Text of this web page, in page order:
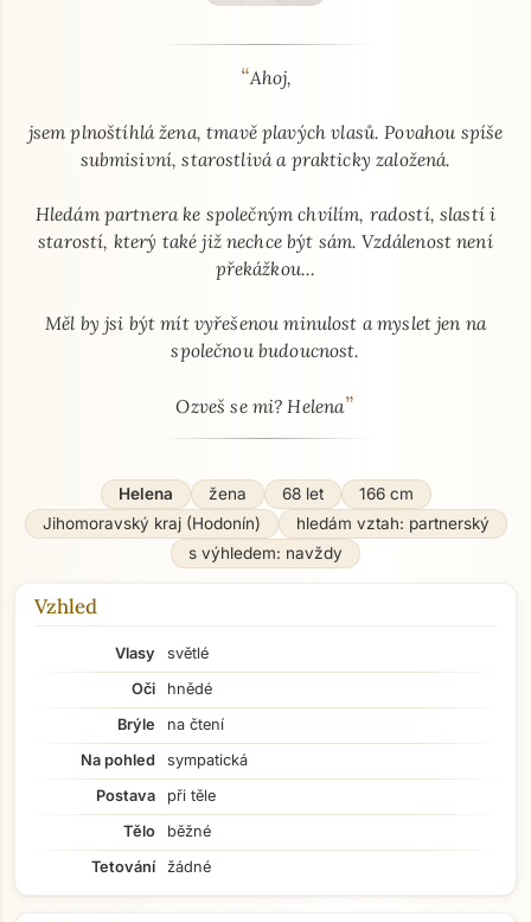
“Ahoj,
jsem plnoštíhlá žena, tmavě plavých vlasů. Povahou spíše
submisivní, starostlivá a prakticky založená.
Hledám partnera ke společným chvílím, radostí, slastí i
starostí, který také již nechce být sám. Vzdálenost není
překážkou...
Měl by jsi být mít vyřešenou minulost a myslet jen na
společnou budoucnost.
Ozveš se mi? Helena”
Helena žena 68 let
166 cm
Jihomoravský kraj (Hodonín)
hledám vztah: partnerský
s výhledem: navždy
Vzhled
Vlasy
světlé
Oči
hnědé
Brýle
na čtení
Na pohled
sympatická
Postava
při těle
Tělo
běžné
Tetování
žádné